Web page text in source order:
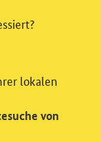
oder
lokalen
von